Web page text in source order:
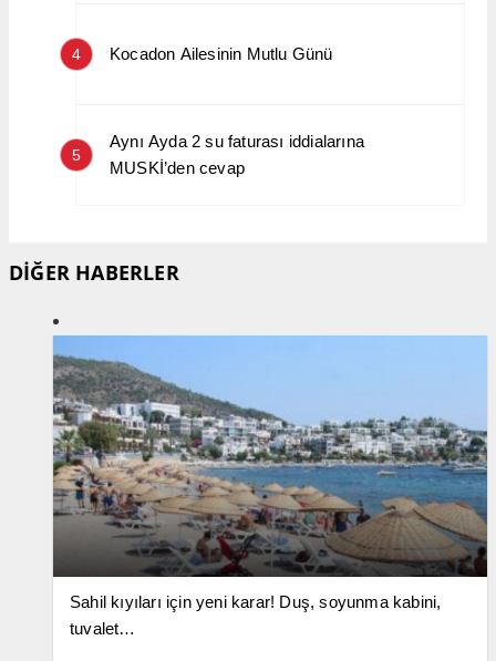
4 Kocadon Ailesinin Mutlu Günü
5
Aynı Ayda 2 su faturası iddialarına
MUSKİ’den cevap
DİĞER HABERLER
Sahil kıyıları için yeni karar! Duş, soyunma kabini,
tuvalet…